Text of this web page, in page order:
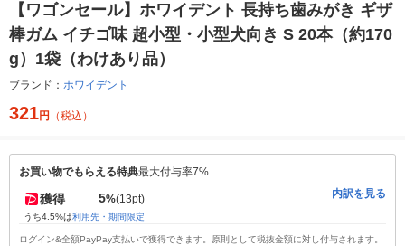
【ワゴンセール】ホワイデント 長持ち歯みがき ギザ
棒ガム イチゴ味 超小型・小型犬向き S 20本（約170
g）1袋（わけあり品）
ブランド： ホワイデント
321円 （税込）
お買い物でもらえる特典最大付与率7%
獲得 5%(13pt)
うち4.5%は利用先・期間限定
内訳を見る
ログイン&全額PayPay支払いで獲得できます。原則として税抜金額に対し付与されます。